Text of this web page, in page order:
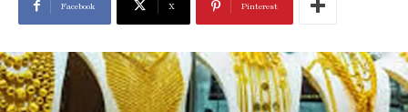
Facebook X Pinterest